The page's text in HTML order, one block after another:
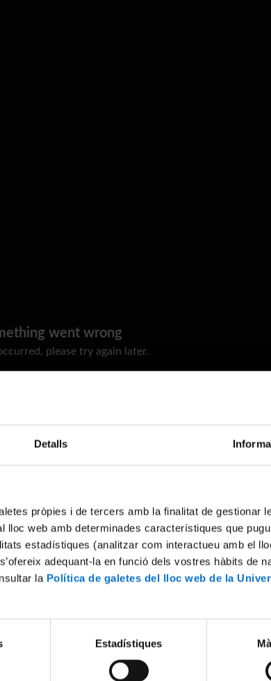
Detalls
pròpies i de tercers amb la finalitat de gestionar
lloc web amb determinades característiques que
estadístiques (analitzar com interactueu amb el
adequant-la en funció dels vostres hàbits de
la Política de galetes del lloc web de la
Estadístiques
went wrong
please try again later.